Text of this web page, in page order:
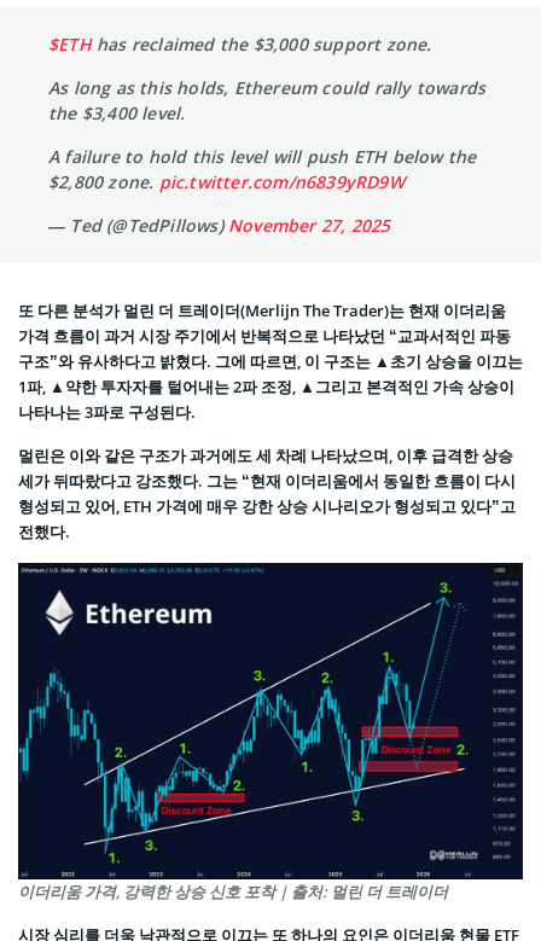
$ETHhas reclaimed the $3,000 support zone.
As long as this holds, Ethereum could rally towards
the $3,400 level.
A failure to hold this level will push ETH below the
$2,800 zone. pic.twitter.com/n6839yRD9W
— Ted (@TedPillows)November 27, 2025
또 다른 분석가 멀린 더 트레이더(Merlijn The Trader)는 현재 이더리움
가격 흐름이 과거 시장 주기에서 반복적으로 나타났던 “교과서적인 파동
구조”와 유사하다고 밝혔다. 그에 따르면, 이 구조는 ▲초기 상승을 이끄는
1파, ▲약한 투자자를 털어내는 2파 조정, ▲그리고 본격적인 가속 상승이
나타나는 3파로 구성된다.
멀린은 이와 같은 구조가 과거에도 세 차례 나타났으며, 이후 급격한 상승
세가 뒤따랐다고 강조했다. 그는 “현재 이더리움에서 동일한 흐름이 다시
형성되고 있어, ETH 가격에 매우 강한 상승 시나리오가 형성되고 있다”고
전했다.
이더리움 가격, 강력한 상승 신호 포착 | 출처: 멀린 더 트레이더
시장 심리를 더욱 낙관적으로 이끄는 또 하나의 요인은 이더리움 현물 ETF